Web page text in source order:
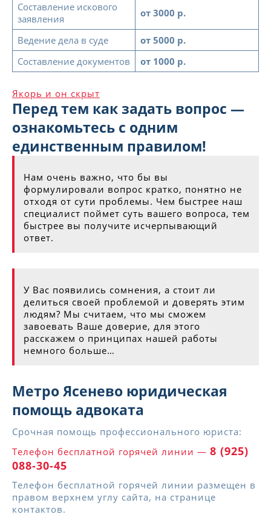
Составление искового
заявления
от 3000 р.
Ведение дела в суде
от 5000 р.
Составление документов
от 1000 р.
Якорь и он скрыт
Перед тем как задать вопрос —
ознакомьтесь с одним
единственным правилом!
Нам очень важно, что бы вы
формулировали вопрос кратко, понятно не
отходя от сути проблемы. Чем быстрее наш
специалист поймет суть вашего вопроса, тем
быстрее вы получите исчерпывающий
ответ.
У Вас появились сомнения, а стоит ли
делиться своей проблемой и доверять этим
людям? Мы считаем, что мы сможем
завоевать Ваше доверие, для этого
расскажем о принципах нашей работы
немного больше…
Метро Ясенево юридическая
помощь адвоката
Срочная помощь профессионального юриста:
Телефон бесплатной горячей линии — 8 (925)
088-30-45
Телефон бесплатной горячей линии размещен в
правом верхнем углу сайта, на странице
контактов.